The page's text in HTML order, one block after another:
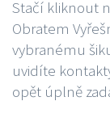
Stačí kliknout
Obratem
vybranému
uvidíte
opět úplně